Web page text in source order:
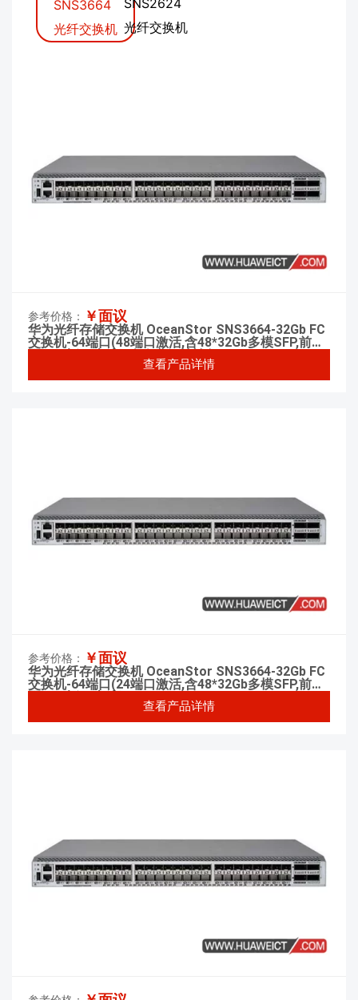
SNS3664
光纤交换机
SNS2624
光纤交换机
参考价格： ￥面议
华为光纤存储交换机 OceanStor SNS3664-32Gb FC
交换机-64端口(48端口激活,含48*32Gb多模SFP,前出
风)-双电源(交流)-含企业级特性包
查看产品详情
参考价格： ￥面议
华为光纤存储交换机 OceanStor SNS3664-32Gb FC
交换机-64端口(24端口激活,含48*32Gb多模SFP,前出
查看产品详情